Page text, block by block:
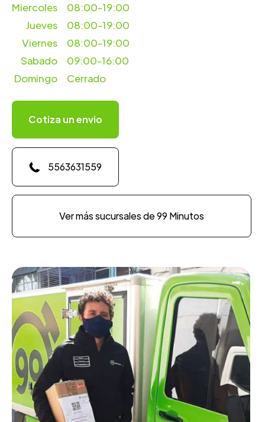
Miercoles
08:00-19:00
Jueves
08:00-19:00
Viernes
08:00-19:00
Sabado
09:00-16:00
Domingo
Cerrado
Cotiza un envio
5563631559
Ver más sucursales de 99 Minutos